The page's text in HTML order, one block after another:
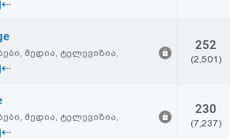
მედია, ტელევიზია,
252
(2,501)
მედია, ტელევიზია,
230
(7,237)